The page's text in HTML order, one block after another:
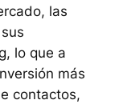
las
lo que a
más
contactos,